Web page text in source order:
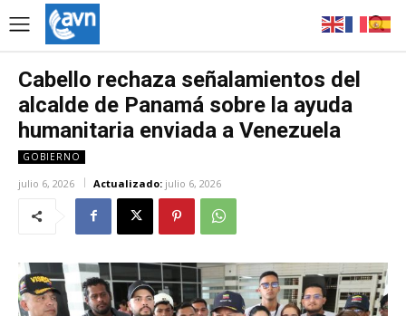
Cabello rechaza señalamientos del
alcalde de Panamá sobre la ayuda
humanitaria enviada a Venezuela
GOBIERNO
julio 6, 2026 Actualizado: julio 6, 2026